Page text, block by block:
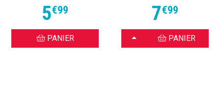
5€99
PANIER
7€99
CHOISIR PANIER